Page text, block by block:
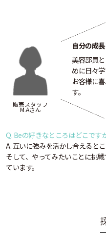
販売スタッフ
M.Aさん
自分の成
美容部員
めに日々学
お客様に
す。
Q. Beの好きなところはどこです
A. 互いに強みを活かし合えるとこ
そして、やってみたいことに挑
ています。